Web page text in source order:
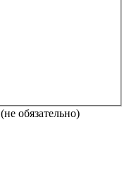
(не обязательно)